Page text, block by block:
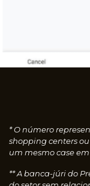
* O número
shopping centers
um mesmo case
** A banca-júri do